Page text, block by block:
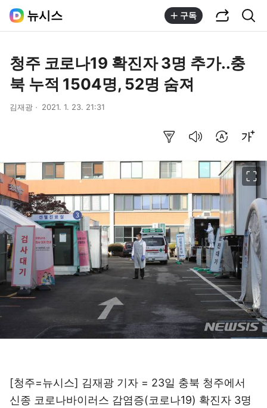
뉴시스 구독
청주 코로나19 확진자 3명 추가..충
북 누적 1504명, 52명 숨져
김재광 2021. 1. 23. 21:31
[청주=뉴시스] 김재광 기자 = 23일 충북 청주에서
신종 코로나바이러스 감염증(코로나19) 확진자 3명